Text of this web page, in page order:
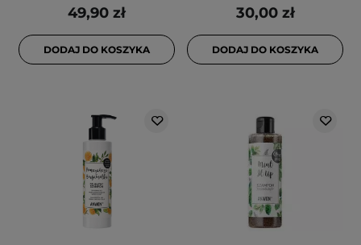
49,90 zł
DODAJ DO KOSZYKA
30,00 zł
DODAJ DO KOSZYKA